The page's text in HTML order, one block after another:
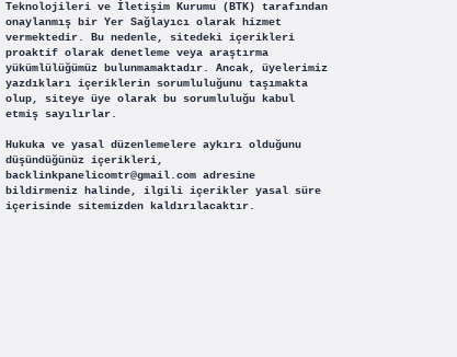
Teknolojileri ve İletişim Kurumu (BTK) tarafından
onaylanmış bir Yer Sağlayıcı olarak hizmet
vermektedir. Bu nedenle, sitedeki içerikleri
proaktif olarak denetleme veya araştırma
yükümlülüğümüz bulunmamaktadır. Ancak, üyelerimiz
yazdıkları içeriklerin sorumluluğunu taşımakta
olup, siteye üye olarak bu sorumluluğu kabul
etmiş sayılırlar.
Hukuka ve yasal düzenlemelere aykırı olduğunu
düşündüğünüz içerikleri,
backlinkpanelicomtr@gmail.comadresine
bildirmeniz halinde, ilgili içerikler yasal süre
içerisinde sitemizden kaldırılacaktır.